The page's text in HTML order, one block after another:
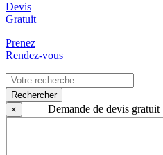
Devis
Gratuit
Prenez
Rendez-vous
Rechercher
×
Demande de devis gratuit